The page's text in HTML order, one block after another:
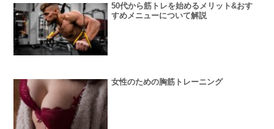
50代から筋トレを始めるメリット&おす
すめメニューについて解説
女性のための胸筋トレーニング